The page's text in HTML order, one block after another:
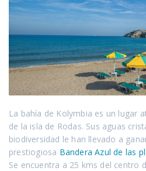
La bahía de Kolymbia es un lugar
de la isla de Rodas. Sus aguas
biodiversidad le han llevado a
prestiogiosa Bandera Azul de las
Se encuentra a 25 kms del centro